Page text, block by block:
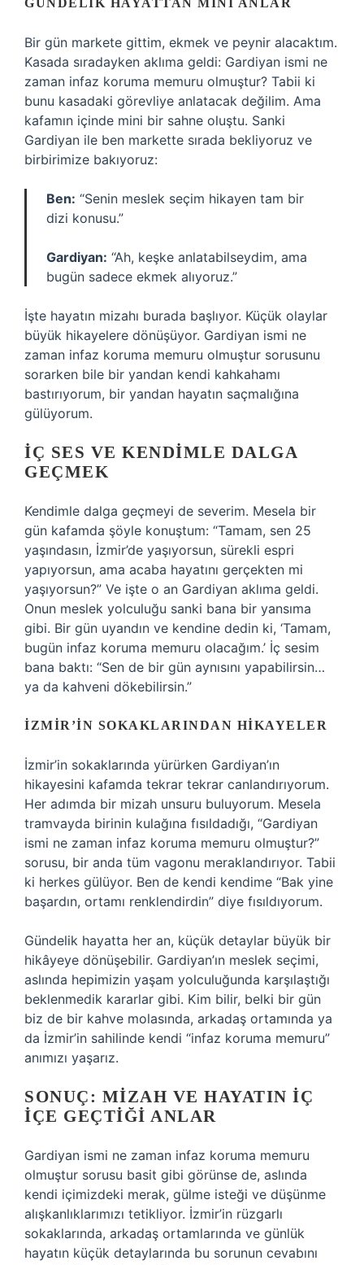
GÜNDELIK HAYATTAN MINI ANLAR
Bir gün markete gittim, ekmek ve peynir alacaktım.
Kasada sıradayken aklıma geldi: Gardiyan ismi ne
zaman infaz koruma memuru olmuştur? Tabii ki
bunu kasadaki görevliye anlatacak değilim. Ama
kafamın içinde mini bir sahne oluştu. Sanki
Gardiyan ile ben markette sırada bekliyoruz ve
birbirimize bakıyoruz:
Ben: “Senin meslek seçim hikayen tam bir
dizi konusu.”
Gardiyan: “Ah, keşke anlatabilseydim, ama
bugün sadece ekmek alıyoruz.”
İşte hayatın mizahı burada başlıyor. Küçük olaylar
büyük hikayelere dönüşüyor. Gardiyan ismi ne
zaman infaz koruma memuru olmuştur sorusunu
sorarken bile bir yandan kendi kahkahamı
bastırıyorum, bir yandan hayatın saçmalığına
gülüyorum.
İÇ SES VE KENDIMLE DALGA
GEÇMEK
Kendimle dalga geçmeyi de severim. Mesela bir
gün kafamda şöyle konuştum: “Tamam, sen 25
yaşındasın, İzmir’de yaşıyorsun, sürekli espri
yapıyorsun, ama acaba hayatını gerçekten mi
yaşıyorsun?” Ve işte o an Gardiyan aklıma geldi.
Onun meslek yolculuğu sanki bana bir yansıma
gibi. Bir gün uyandın ve kendine dedin ki, ‘Tamam,
bugün infaz koruma memuru olacağım.’ İç sesim
bana baktı: “Sen de bir gün aynısını yapabilirsin…
ya da kahveni dökebilirsin.”
İZMIR’IN SOKAKLARINDAN HIKAYELER
İzmir’in sokaklarında yürürken Gardiyan’ın
hikayesini kafamda tekrar tekrar canlandırıyorum.
Her adımda bir mizah unsuru buluyorum. Mesela
tramvayda birinin kulağına fısıldadığı, “Gardiyan
ismi ne zaman infaz koruma memuru olmuştur?”
sorusu, bir anda tüm vagonu meraklandırıyor. Tabii
ki herkes gülüyor. Ben de kendi kendime “Bak yine
başardın, ortamı renklendirdin” diye fısıldıyorum.
Gündelik hayatta her an, küçük detaylar büyük bir
hikâyeye dönüşebilir. Gardiyan’ın meslek seçimi,
aslında hepimizin yaşam yolculuğunda karşılaştığı
beklenmedik kararlar gibi. Kim bilir, belki bir gün
biz de bir kahve molasında, arkadaş ortamında ya
da İzmir’in sahilinde kendi “infaz koruma memuru”
anımızı yaşarız.
SONUÇ: MIZAH VE HAYATIN İÇ
İÇE GEÇTIĞI ANLAR
Gardiyan ismi ne zaman infaz koruma memuru
olmuştur sorusu basit gibi görünse de, aslında
kendi içimizdeki merak, gülme isteği ve düşünme
alışkanlıklarımızı tetikliyor. İzmir’in rüzgarlı
sokaklarında, arkadaş ortamlarında ve günlük
hayatın küçük detaylarında bu sorunun cevabını